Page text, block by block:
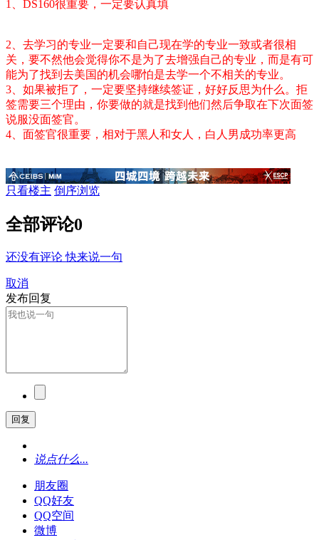
1、DS160很重要，一定要认真填
2、去学习的专业一定要和自己现在学的专业一致或者很相
关，要不然他会觉得你不是为了去增强自己的专业，而是有可
能为了找到去美国的机会哪怕是去学一个不相关的专业。
3、如果被拒了，一定要坚持继续签证，好好反思为什么。拒
签需要三个理由，你要做的就是找到他们然后争取在下次面签
说服没面签官。
4、面签官很重要，相对于黑人和女人，白人男成功率更高
只看楼主 倒序浏览
全部评论0
还没有评论 快来说一句
取消
发布回复
回复
说点什么...
朋友圈
QQ好友
QQ空间
微博